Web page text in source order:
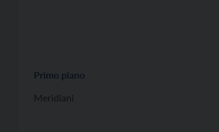
Primo piano
Meridiani